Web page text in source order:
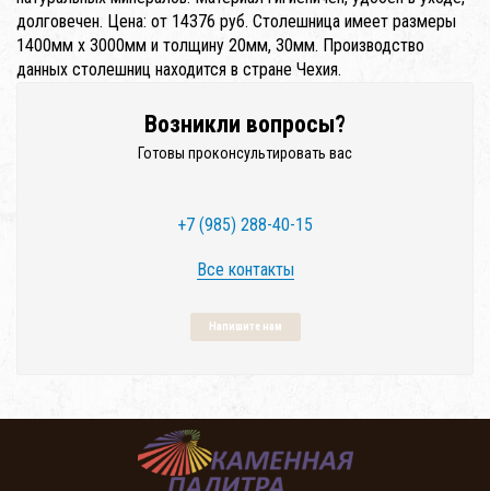
долговечен. Цена: от 14376 руб. Столешница имеет размеры
1400мм x 3000мм и толщину 20мм, 30мм. Производство
данных столешниц находится в стране Чехия.
Возникли вопросы?
Готовы проконсультировать вас
+7 (985) 288-40-15
Все контакты
Напишите нам